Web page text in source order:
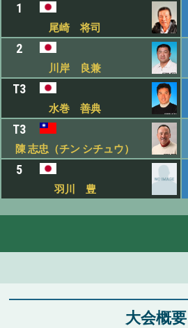
1
尾崎 将司
2
川岸 良兼
T3
水巻 善典
T3
陳 志忠（チン シチュウ）
5
羽川 豊
大会概要